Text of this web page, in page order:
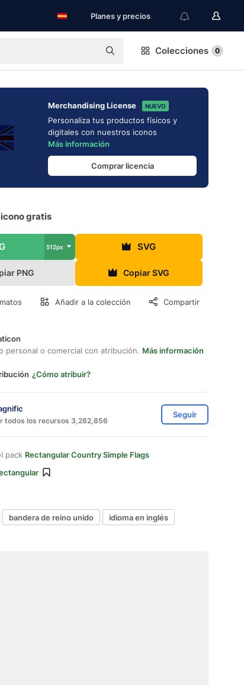
Planes y precios
Colecciones 0
Merchandising License NUEVO
Personaliza tus productos físicos y
digitales con nuestros iconos
Más información
Comprar licencia
icono gratis
512px SVG
PNG Copiar SVG
Añadir a la colección Compartir
personal o comercial con atribución. Más información
¿Cómo atribuir?
todos los recursos 3,282,856
Seguir
pack Rectangular Country Simple Flags
bandera de reino unido idioma en inglés